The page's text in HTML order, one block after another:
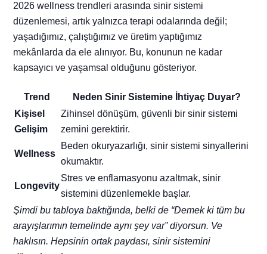
2026 wellness trendleri arasında sinir sistemi
düzenlemesi, artık yalnızca terapi odalarında değil;
yaşadığımız, çalıştığımız ve üretim yaptığımız
mekânlarda da ele alınıyor. Bu, konunun ne kadar
kapsayıcı ve yaşamsal olduğunu gösteriyor.
Trend
Neden Sinir Sistemine İhtiyaç Duyar?
Kişisel
Gelişim
Zihinsel dönüşüm, güvenli bir sinir sistemi
zemini gerektirir.
Wellness
Beden okuryazarlığı, sinir sistemi sinyallerini
okumaktır.
Longevity
Stres ve enflamasyonu azaltmak, sinir
sistemini düzenlemekle başlar.
Şimdi bu tabloya baktığında, belki de “Demek ki tüm bu
arayışlarımın temelinde aynı şey var” diyorsun. Ve
haklısın. Hepsinin ortak paydası, sinir sistemini